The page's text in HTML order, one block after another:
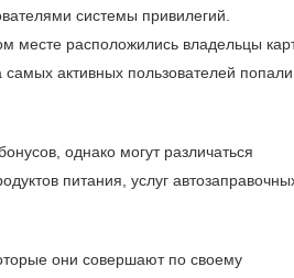
системы привилегий.
месте расположились владельцы
активных пользователей попали
однако могут различаться
питания, услуг
они совершают по своему